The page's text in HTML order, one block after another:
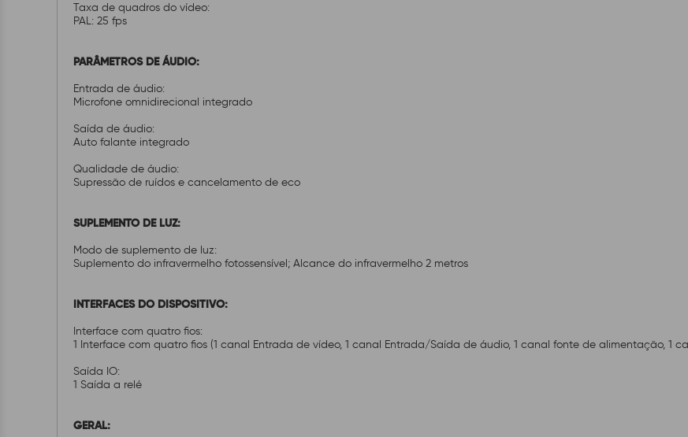
Taxa de quadros do vídeo:
PAL: 25 fps
PARÂMETROS DE ÁUDIO:
Entrada de áudio:
Microfone omnidirecional integrado
Saída de áudio:
Auto falante integrado
Qualidade de áudio:
Supressão de ruídos e cancelamento de eco
SUPLEMENTO DE LUZ:
Modo de suplemento de luz:
Suplemento do infravermelho fotossensível; Alcance do infravermelho 2 metros
INTERFACES DO DISPOSITIVO:
Interface com quatro fios:
1 Interface com quatro fios (1 canal Entrada de vídeo, 1 canal Entrada/Saída de áudio, 1 canal fonte de alimentação, 1
Saída IO:
1 Saída a relé
GERAL: